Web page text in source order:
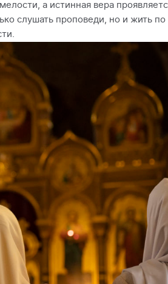
а истинная вера
слушать проповеди, но и жить